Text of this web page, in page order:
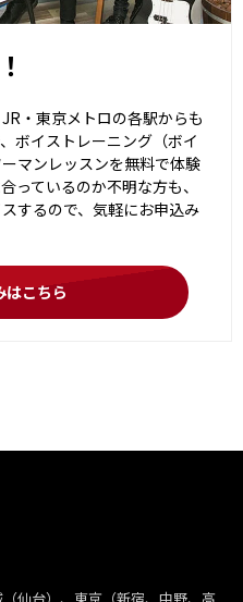
・東京メトロの各駅からも
ボイストレーニング（ボイ
マンレッスンを無料で体験
っているのか不明な方も、
するので、気軽にお申込み
はこちら
仙台）、東京（新宿、中野、高